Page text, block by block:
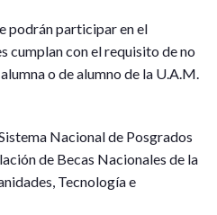
podrán participar en el
cumplan con el requisito de no
o de alumno de la U.A.M.
Nacional de Posgrados
de Becas Nacionales de la
Tecnología e